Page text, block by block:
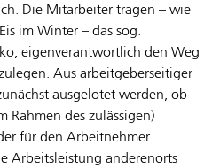
Die Mitarbeiter tragen – wie
im Winter – das sog.
eigenverantwortlich den Weg
Aus arbeitgeberseitiger
ausgelotet werden, ob
Rahmen des zulässigen)
für den Arbeitnehmer
Arbeitsleistung anderenorts